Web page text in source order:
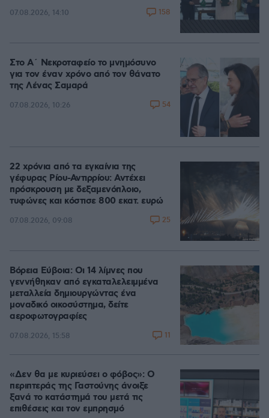
07.08.2026, 14:10 158
Στο Α΄ Νεκροταφείο το μνημόσυνο
για τον έναν χρόνο από τον θάνατο
της Λένας Σαμαρά
07.08.2026, 10:26 54
22 χρόνια από τα εγκαίνια της
γέφυρας Ρίου-Αντιρρίου: Αντέχει
πρόσκρουση με δεξαμενόπλοιο,
τυφώνες και κόστισε 800 εκατ. ευρώ
07.08.2026, 09:08 25
Βόρεια Εύβοια: Οι 14 λίμνες που
γεννήθηκαν από εγκαταλελειμμένα
μεταλλεία δημιουργώντας ένα
μοναδικό οικοσύστημα, δείτε
αεροφωτογραφίες
07.08.2026, 15:58 11
«Δεν θα με κυριεύσει ο φόβος»: Ο
περιπτεράς της Γαστούνης άνοιξε
ξανά το κατάστημά του μετά τις
επιθέσεις και τον εμπρησμό